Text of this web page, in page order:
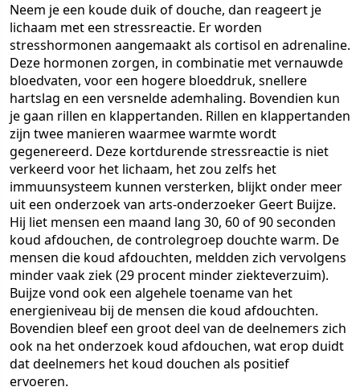
Neem je een koude duik of douche, dan reageert je
lichaam met een stressreactie. Er worden
stresshormonen aangemaakt als cortisol en adrenaline.
Deze hormonen zorgen, in combinatie met vernauwde
bloedvaten, voor een hogere bloeddruk, snellere
hartslag en een versnelde ademhaling. Bovendien kun
je gaan rillen en klappertanden. Rillen en klappertanden
zijn twee manieren waarmee warmte wordt
gegenereerd. Deze kortdurende stressreactie is niet
verkeerd voor het lichaam, het zou zelfs het
immuunsysteem kunnen versterken, blijkt onder meer
uit een onderzoek van arts-onderzoeker Geert Buijze.
Hij liet mensen een maand lang 30, 60 of 90 seconden
koud afdouchen, de controlegroep douchte warm. De
mensen die koud afdouchten, meldden zich vervolgens
minder vaak ziek (29 procent minder ziekteverzuim).
Buijze vond ook een algehele toename van het
energieniveau bij de mensen die koud afdouchten.
Bovendien bleef een groot deel van de deelnemers zich
ook na het onderzoek koud afdouchen, wat erop duidt
dat deelnemers het koud douchen als positief
ervoeren.